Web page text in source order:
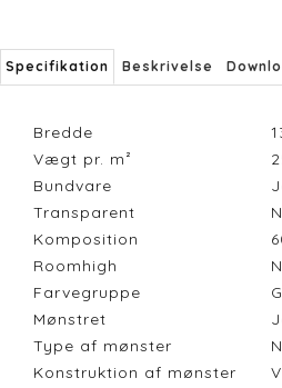
Specifikation Beskrivelse
Bredde
Vægt pr. m²
Bundvare
Transparent
Komposition
Roomhigh
Farvegruppe
Mønstret
Type af mønster
Konstruktion af mønster